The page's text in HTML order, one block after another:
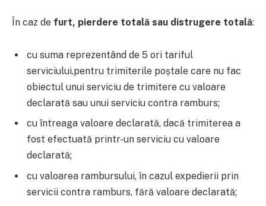
În caz de furt, pierdere totală sau distrugere totală:
cu suma reprezentând de 5 ori tariful
serviciului,pentru trimiterile poștale care nu fac
obiectul unui serviciu de trimitere cu valoare
declarată sau unui serviciu contra ramburs;
cu întreaga valoare declarată, dacă trimiterea a
fost efectuată printr-un serviciu cu valoare
declarată;
cu valoarea rambursului, în cazul expedierii prin
servicii contra ramburs, fără valoare declarată;